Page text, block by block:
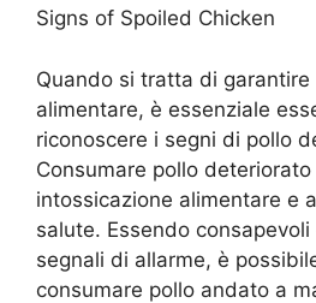
Signs of Spoiled Chicken
Quando si tratta di garantire
alimentare, è essenziale
riconoscere i segni di pollo
Consumare pollo
intossicazione alimentare e
salute. Essendo
segnali di allarme, è
consumare pollo andato a